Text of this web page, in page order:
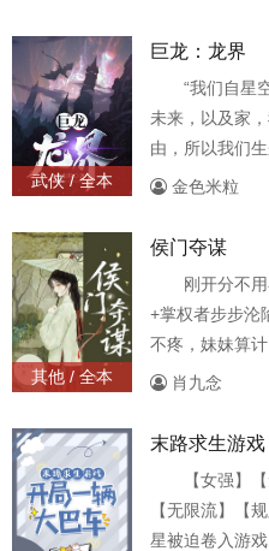
菜，条件这么
俊村霸相公，
病，空间在手
霸占她的财产
武侠 / 全本
巨龙：龙界
“我们自星
未来，以及家
由，所以我们
着那名为父亲
是，在这个名
金色米粒
其他 / 全本
侯门夺谋
刚开分不
+掌权者步步沦
不疼，妹妹算
本没落的侯府
人。\n哪知，她
了名节，遭人
开紧闭的大门
肖九念
末路求生游
【女强】
【无限流】【
星被迫卷入游